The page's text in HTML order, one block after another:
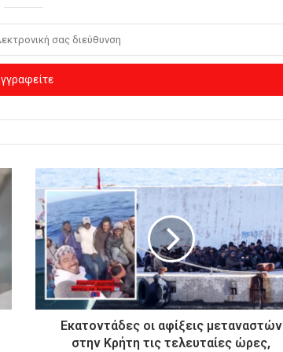
Εκατοντάδες οι αφίξεις μεταναστών
στην Κρήτη τις τελευταίες ώρες,